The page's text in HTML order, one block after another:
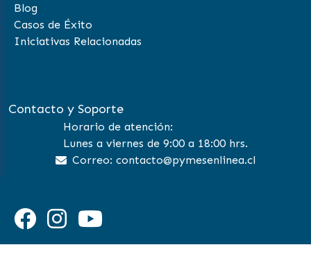
Blog
Casos de Éxito
Iniciativas Relacionadas
Contacto y Soporte
Horario de atención:
Lunes a viernes de 9:00 a 18:00 hrs.
Correo: contacto@pymesenlinea.cl